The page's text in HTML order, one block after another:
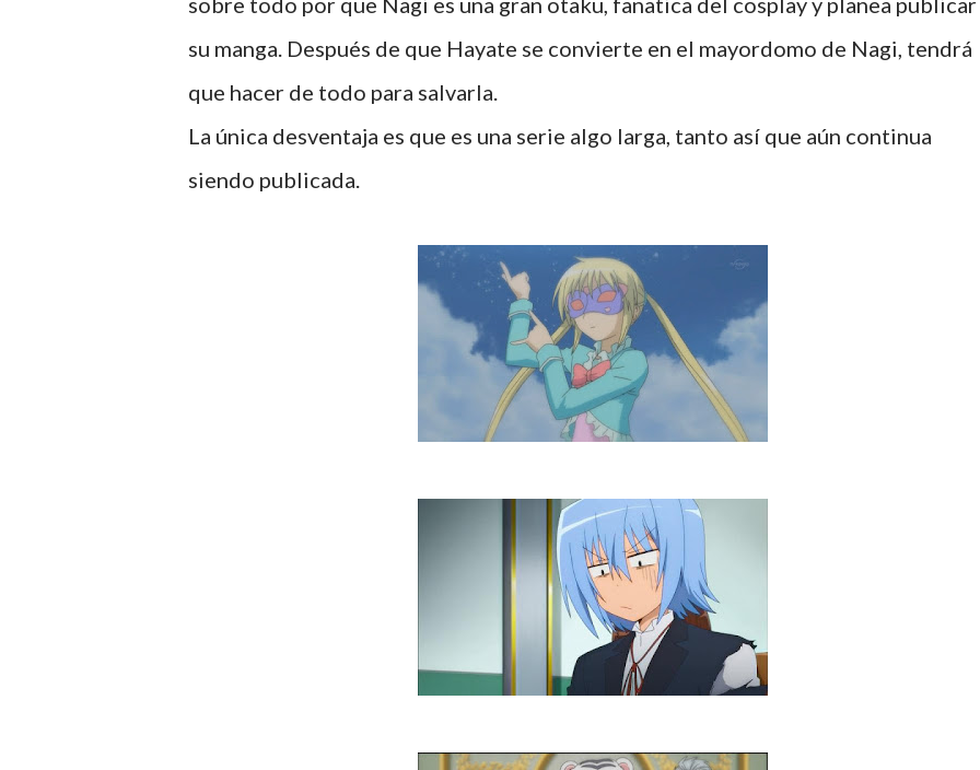
su manga. Después de que Hayate se convierte en el mayordomo de Nagi, tendrá
que hacer de todo para salvarla.
La única desventaja es que es una serie algo larga, tanto así que aún continua
siendo publicada.